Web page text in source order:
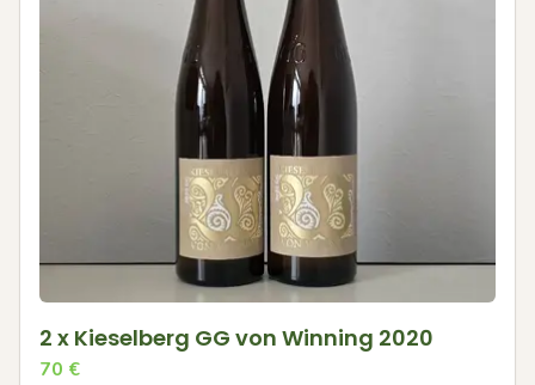
2 x Kieselberg GG von Winning 2020
70 €